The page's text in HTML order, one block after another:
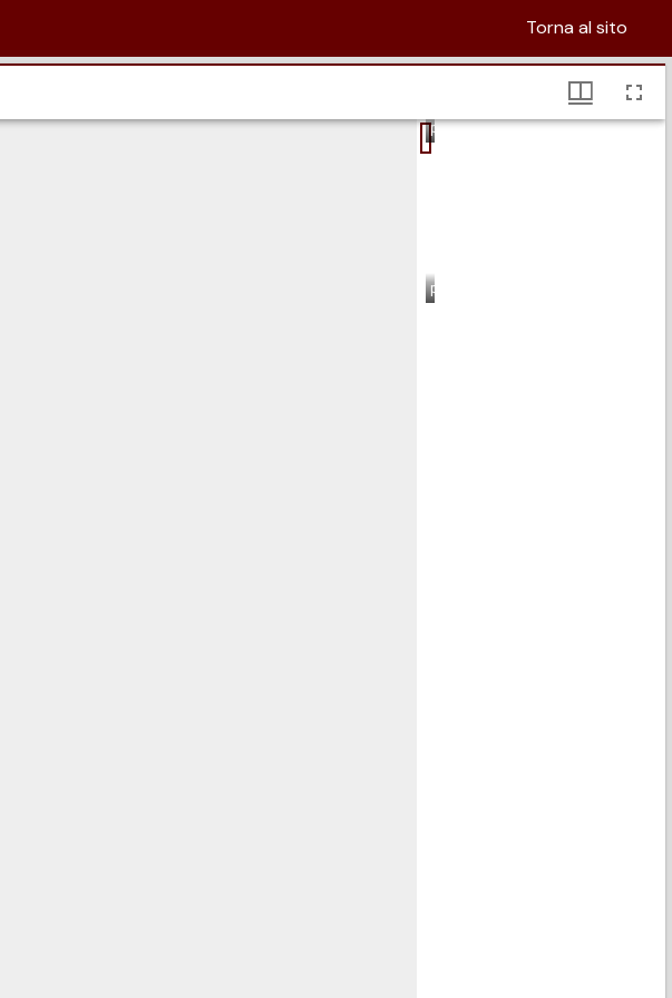
Torna al sito
pagina 1
pagina 2